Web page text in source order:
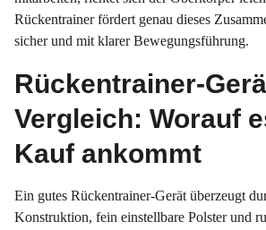
Rückentrainer fördert genau dieses
sicher und mit klarer Bewegungsführung.
Rückentrainer-
Vergleich: Worauf
Kauf ankommt
Ein gutes Rückentrainer-Gerät überzeugt
Konstruktion, fein einstellbare Polster und